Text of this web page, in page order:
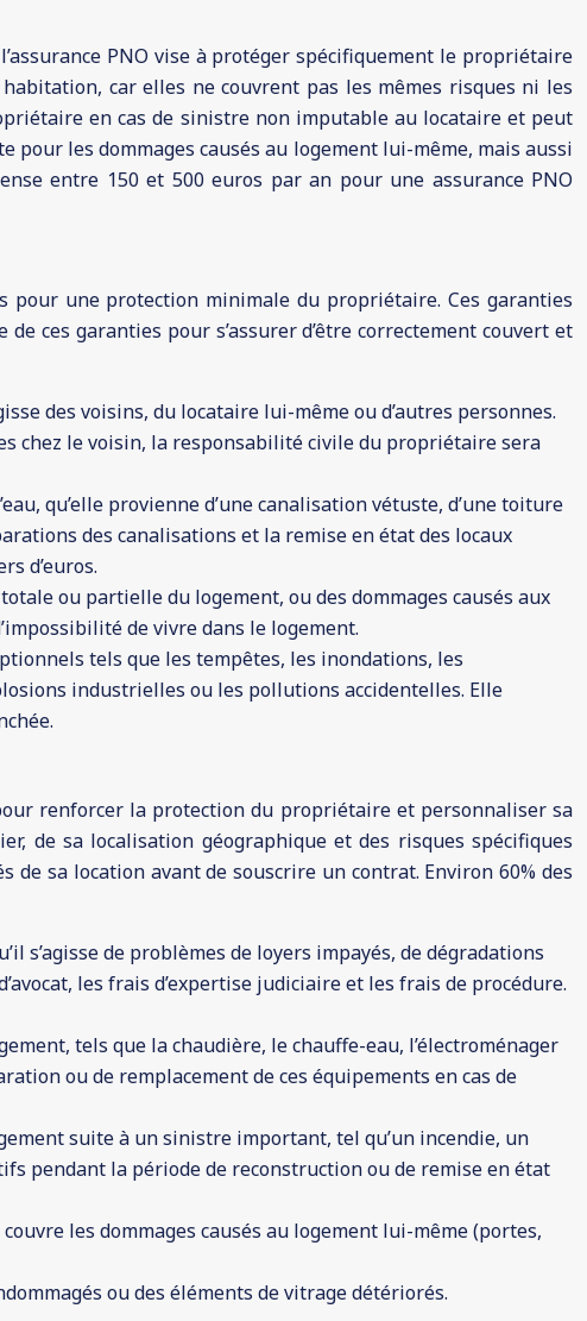
PNO vise à protéger spécifiquement le propriétaire
car elles ne couvrent pas les mêmes risques ni les
en cas de sinistre non imputable au locataire et peut
les dommages causés au logement lui-même, mais aussi
entre 150 et 500 euros par an pour une assurance PNO
pour une protection minimale du propriétaire. Ces garanties
ces garanties pour s’assurer d’être correctement couvert et
des voisins, du locataire lui-même ou d’autres personnes.
chez le voisin, la responsabilité civile du propriétaire sera
qu’elle provienne d’une canalisation vétuste, d’une toiture
des canalisations et la remise en état des locaux
d’euros.
ou partielle du logement, ou des dommages causés aux
de vivre dans le logement.
tels que les tempêtes, les inondations, les
industrielles ou les pollutions accidentelles. Elle
renforcer la protection du propriétaire et personnaliser sa
de sa localisation géographique et des risques spécifiques
sa location avant de souscrire un contrat. Environ 60% des
s’agisse de problèmes de loyers impayés, de dégradations
les frais d’expertise judiciaire et les frais de procédure.
tels que la chaudière, le chauffe-eau, l’électroménager
ou de remplacement de ces équipements en cas de
suite à un sinistre important, tel qu’un incendie, un
pendant la période de reconstruction ou de remise en état
les dommages causés au logement lui-même (portes,
ou des éléments de vitrage détériorés.